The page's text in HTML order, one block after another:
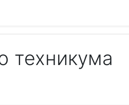
техникума